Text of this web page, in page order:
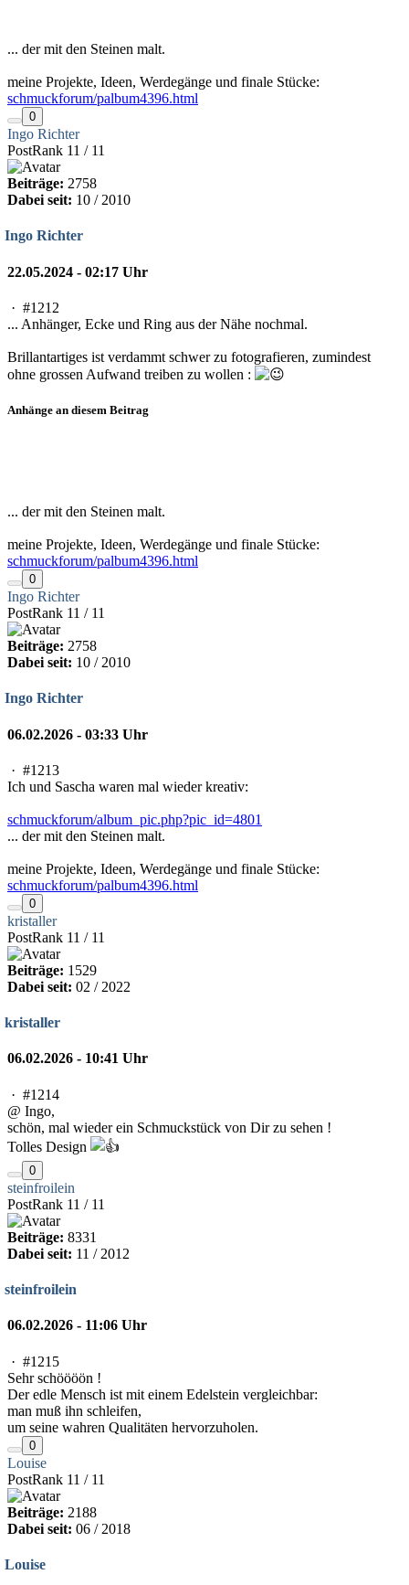
... der mit den Steinen malt.
meine Projekte, Ideen, Werdegänge und finale Stücke:
schmuckforum/palbum4396.html
0
Ingo Richter
PostRank 11 / 11
Beiträge: 2758
Dabei seit: 10 / 2010
Ingo Richter
22.05.2024 - 02:17 Uhr
· #1212
... Anhänger, Ecke und Ring aus der Nähe nochmal.
Brillantartiges ist verdammt schwer zu fotografieren, zumindest
ohne grossen Aufwand treiben zu wollen :
Anhänge an diesem Beitrag
... der mit den Steinen malt.
meine Projekte, Ideen, Werdegänge und finale Stücke:
schmuckforum/palbum4396.html
0
Ingo Richter
PostRank 11 / 11
Beiträge: 2758
Dabei seit: 10 / 2010
Ingo Richter
06.02.2026 - 03:33 Uhr
· #1213
Ich und Sascha waren mal wieder kreativ:
schmuckforum/album_pic.php?pic_id=4801
... der mit den Steinen malt.
meine Projekte, Ideen, Werdegänge und finale Stücke:
schmuckforum/palbum4396.html
0
kristaller
PostRank 11 / 11
Beiträge: 1529
Dabei seit: 02 / 2022
kristaller
06.02.2026 - 10:41 Uhr
· #1214
@ Ingo,
schön, mal wieder ein Schmuckstück von Dir zu sehen !
Tolles Design
0
steinfroilein
PostRank 11 / 11
Beiträge: 8331
Dabei seit: 11 / 2012
steinfroilein
06.02.2026 - 11:06 Uhr
· #1215
Sehr schöööön !
Der edle Mensch ist mit einem Edelstein vergleichbar:
man muß ihn schleifen,
um seine wahren Qualitäten hervorzuholen.
0
Louise
PostRank 11 / 11
Beiträge: 2188
Dabei seit: 06 / 2018
Louise